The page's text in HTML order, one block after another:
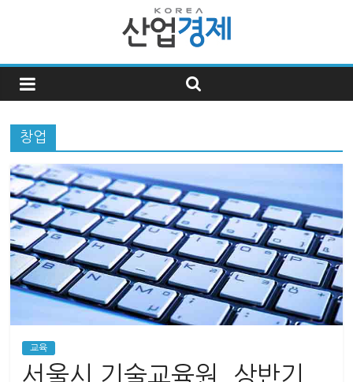
한
국
산
업
경
제
창업
교육
서울시 기술교육원, 상반기